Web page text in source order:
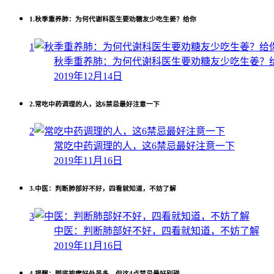
1.秋季重养肺：为何代谢科医生要劝糖友少吃生姜？给你
1
秋季重养肺：为何代谢科医生要劝糖友少吃生姜？
2019年12月14日
2.常吃中药调理的人，这6禁忌最好注意一下
2
常吃中药调理的人，这6禁忌最好注意一下
2019年11月16日
3.中医：判断肺部好不好，四看就知道，不妨了解
3
中医：判断肺部好不好，四看就知道，不妨了解
2019年11月16日